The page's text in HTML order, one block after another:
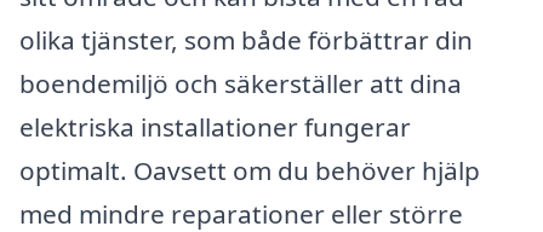
olika tjänster, som både förbättrar din
boendemiljö och säkerställer att dina
elektriska installationer fungerar
optimalt. Oavsett om du behöver hjälp
med mindre reparationer eller större